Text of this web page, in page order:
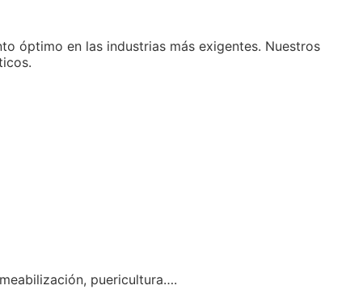
óptimo en las industrias más exigentes. Nuestros
puericultura….